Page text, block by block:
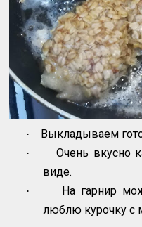
· Выкладываем
·
Очень вкусно
виде.
·
На гарнир
люблю курочку с